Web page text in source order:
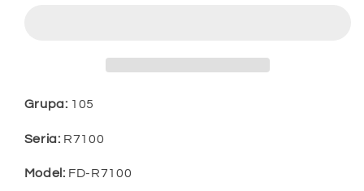
biegów
R7100
Grupa: 105
Seria: R7100
Model: FD-R7100